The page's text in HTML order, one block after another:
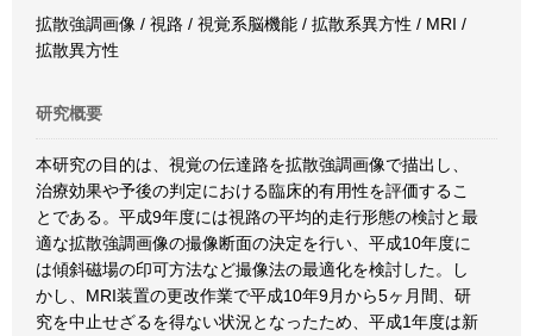
拡散強調画像 / 視路 / 視覚系脳機能 / 拡散系異方性 / MRI /
拡散異方性
研究概要
本研究の目的は、視覚の伝達路を拡散強調画像で描出し、
治療効果や予後の判定における臨床的有用性を評価するこ
とである。平成9年度には視路の平均的走行形態の検討と最
適な拡散強調画像の撮像断面の決定を行い、平成10年度に
は傾斜磁場の印可方法など撮像法の最適化を検討した。し
かし、MRI装置の更改作業で平成10年9月から5ヶ月間、研
究を中止せざるを得ない状況となったため、平成1年度は新